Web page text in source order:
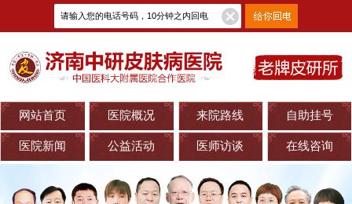
网站首页 医院概况 来院路线 自助挂号
医院新闻 公益活动 医师访谈 在线咨询